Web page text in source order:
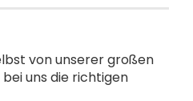
von unserer großen
uns die richtigen